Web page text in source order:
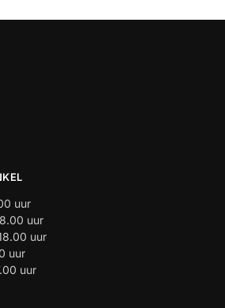
uur
uur
uur
uur
uur